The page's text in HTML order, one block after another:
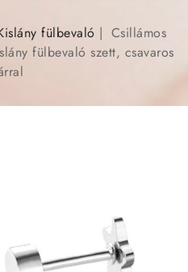
fülbevaló
Csillámos
fülbevaló szett, csavaros